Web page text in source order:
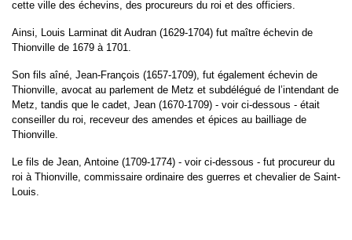
cette ville des échevins, des procureurs du roi et des officiers.
Ainsi, Louis Larminat dit Audran (1629-1704) fut maître échevin de
Thionville de 1679 à 1701.
Son fils aîné, Jean-François (1657-1709), fut également échevin de
Thionville, avocat au parlement de Metz et subdélégué de l’intendant de
Metz, tandis que le cadet, Jean (1670-1709) - voir ci-dessous - était
conseiller du roi, receveur des amendes et épices au bailliage de
Thionville.
Le fils de Jean, Antoine (1709-1774) - voir ci-dessous - fut procureur du
roi à Thionville, commissaire ordinaire des guerres et chevalier de Saint-
Louis.